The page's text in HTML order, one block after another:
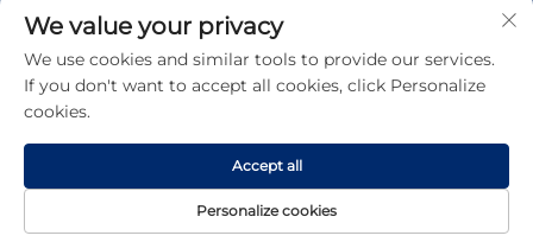
Запишете се, за да получавате нашия седмичен
бюлетин
ИЗПРАЩАНЕ
We value your privacy
We use cookies and similar tools to provide our services.
If you don't want to accept all cookies, click Personalize
cookies.
Personalize cookies
Accept all